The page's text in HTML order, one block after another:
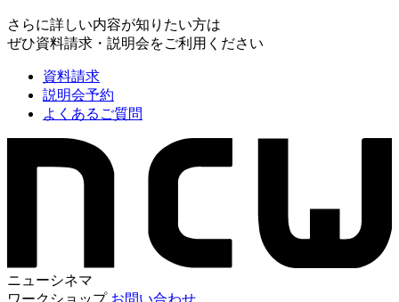
さらに詳しい内容が知りたい方は
ぜひ資料請求・説明会をご利用ください
資料請求
説明会予約
よくあるご質問
ニューシネマ
ワークショップ お問い合わせ